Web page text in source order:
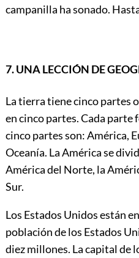
campanilla ha sonado.
7. UNA LECCIÓN DE
La tierra tiene cinco partes
en cinco partes. Cada parte
cinco partes son: América,
Oceanía. La América se
América del Norte, la
Sur.
Los Estados Unidos están
población de los Estados
diez millones. La capital de